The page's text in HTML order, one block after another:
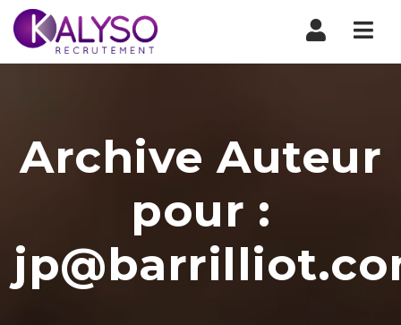
Archive Auteur
pour :